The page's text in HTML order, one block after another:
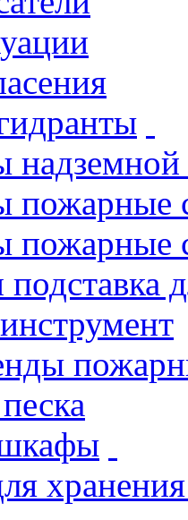
пожарные
пожарные
хранения